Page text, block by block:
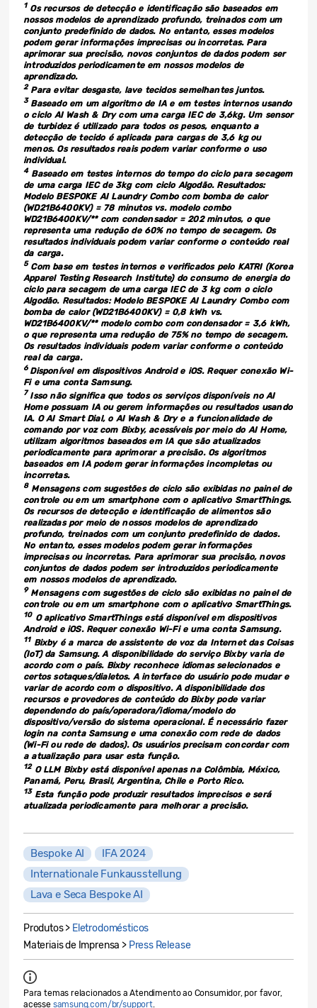
1Os recursos de detecção e identificação são baseados em
nossos modelos de aprendizado profundo, treinados com um
conjunto predefinido de dados. No entanto, esses modelos
podem gerar informações imprecisas ou incorretas. Para
aprimorar sua precisão, novos conjuntos de dados podem ser
introduzidos periodicamente em nossos modelos de
aprendizado.
2Para evitar desgaste, lave tecidos semelhantes juntos.
3Baseado em um algoritmo de IA e em testes internos usando
o ciclo AI Wash & Dry com uma carga IEC de 3,6kg. Um sensor
de turbidez é utilizado para todos os pesos, enquanto a
detecção de tecido é aplicada para cargas de 3,6 kg ou
menos. Os resultados reais podem variar conforme o uso
individual.
4Baseado em testes internos do tempo do ciclo para secagem
de uma carga IEC de 3kg com ciclo Algodão. Resultados:
Modelo BESPOKE AI Laundry Combo com bomba de calor
(WD21B6400KV) = 78 minutos vs. modelo combo
WD21B6400KV/** com condensador = 202 minutos, o que
representa uma redução de 60% no tempo de secagem. Os
resultados individuais podem variar conforme o conteúdo real
da carga.
5Com base em testes internos e verificados pelo KATRI (Korea
Apparel Testing Research Institute) do consumo de energia do
ciclo para secagem de uma carga IEC de 3 kg com o ciclo
Algodão. Resultados: Modelo BESPOKE AI Laundry Combo com
bomba de calor (WD21B6400KV) = 0,8 kWh vs.
WD21B6400KV/** modelo combo com condensador = 3,6 kWh,
o que representa uma redução de 75% no tempo de secagem.
Os resultados individuais podem variar conforme o conteúdo
real da carga.
6 Disponível em dispositivos Android e iOS. Requer conexão Wi-
Fi e uma conta Samsung.
7Isso não significa que todos os serviços disponíveis no AI
Home possuam IA ou gerem informações ou resultados usando
IA. O AI Smart Dial, o AI Wash & Dry e a funcionalidade de
comando por voz com Bixby, acessíveis por meio do AI Home,
utilizam algoritmos baseados em IA que são atualizados
periodicamente para aprimorar a precisão. Os algoritmos
baseados em IA podem gerar informações incompletas ou
incorretas.
8 Mensagens com sugestões de ciclo são exibidas no painel de
controle ou em um smartphone com o aplicativo SmartThings.
Os recursos de detecção e identificação de alimentos são
realizadas por meio de nossos modelos de aprendizado
profundo, treinados com um conjunto predefinido de dados.
No entanto, esses modelos podem gerar informações
imprecisas ou incorretas. Para aprimorar sua precisão, novos
conjuntos de dados podem ser introduzidos periodicamente
em nossos modelos de aprendizado.
9Mensagens com sugestões de ciclo são exibidas no painel de
controle ou em um smartphone com o aplicativo SmartThings.
10O aplicativo SmartThings está disponível em dispositivos
Android e iOS. Requer conexão Wi-Fi e uma conta Samsung.
11Bixby é a marca de assistente de voz da Internet das Coisas
(IoT) da Samsung. A disponibilidade do serviço Bixby varia de
acordo com o país. Bixby reconhece idiomas selecionados e
certos sotaques/dialetos. A interface do usuário pode mudar e
variar de acordo com o dispositivo. A disponibilidade dos
recursos e provedores de conteúdo do Bixby pode variar
dependendo do país/operadora/idioma/modelo do
dispositivo/versão do sistema operacional. É necessário fazer
login na conta Samsung e uma conexão com rede de dados
(Wi-Fi ou rede de dados). Os usuários precisam concordar com
a atualização para usar esta função.
12O LLM Bixby está disponível apenas na Colômbia, México,
Panamá, Peru, Brasil, Argentina, Chile e Porto Rico.
13Esta função pode produzir resultados imprecisos e será
atualizada periodicamente para melhorar a precisão.
Bespoke AI
IFA 2024
Internationale Funkausstellung
Lava e Seca Bespoke AI
Produtos > Eletrodomésticos
Materiais de Imprensa > Press Release
Para temas relacionados a Atendimento ao Consumidor, por favor,
acesse samsung.com/br/support.